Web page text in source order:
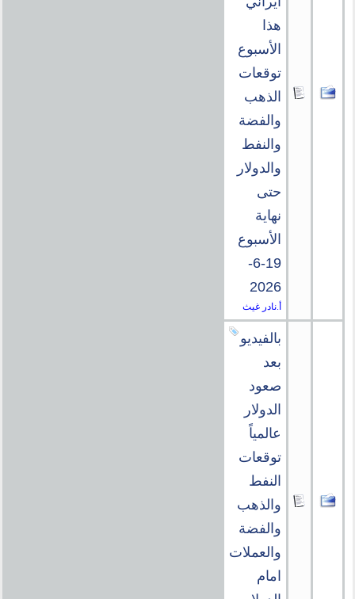
هذا
الأسبوع
توقعات
الذهب
والفضة
والنفط
والدولار
حتى
نهاية
الأسبوع
19-6-
2026
أ.نادر غيث
بالفيديو
بعد
صعود
الدولار
عالمياً
توقعات
النفط
والذهب
والفضة
والعملات
امام